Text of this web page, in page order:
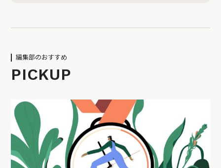
編集部のおすすめ
PICKUP